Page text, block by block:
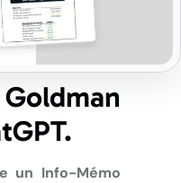
un Info-Mémo